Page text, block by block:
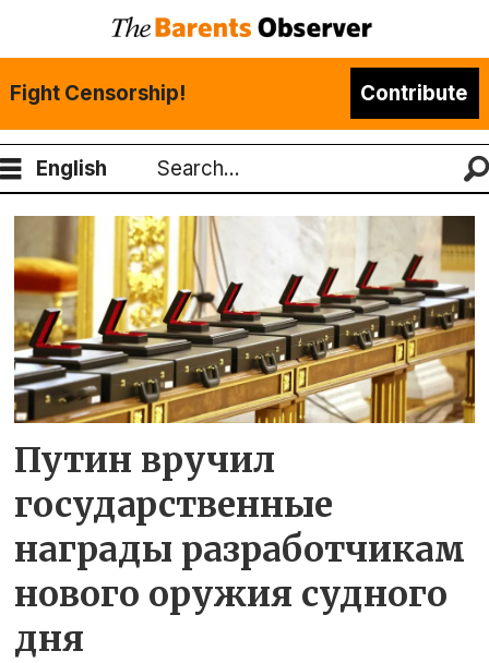
Fight Censorship! Contribute
English
Search
Tag:
посейдон
Путин вручил
государственные
награды разработчикам
нового оружия судного
дня